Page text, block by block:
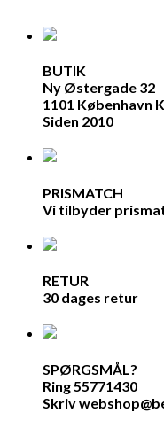
BUTIK
Ny Østergade 32
1101 København K
Siden 2010
PRISMATCH
Vi tilbyder
RETUR
30 dages retur
SPØRGSMÅL?
Ring 55771430
Skriv